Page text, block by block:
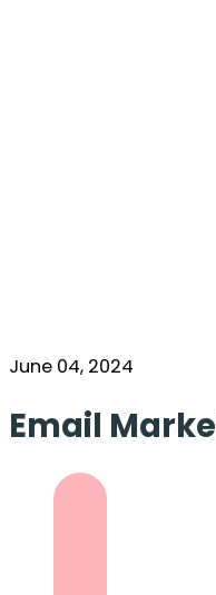
June 04, 2024
Email